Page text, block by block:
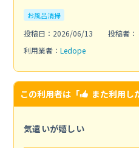
お風呂清掃
投稿日：2026/06/13
投稿者：
利用業者： Ledope
この利用者は「 また利用し
気遣いが嬉しい